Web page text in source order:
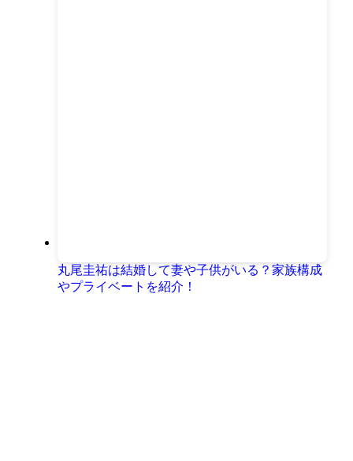
丸尾圭祐は結婚して妻や子供がいる？家族構成
やプライベートを紹介！